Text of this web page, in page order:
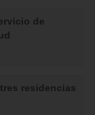
de
residencias